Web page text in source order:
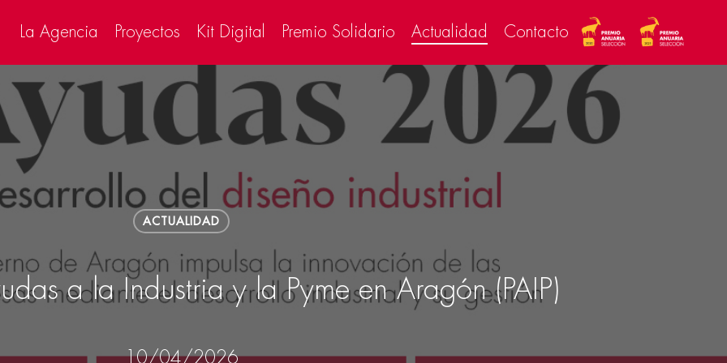
La Agencia Proyectos Kit Digital Premio Solidario Actualidad Contacto
ACTUALIDAD
a la Industria y la Pyme en Aragón (PAIP)
10/04/2026